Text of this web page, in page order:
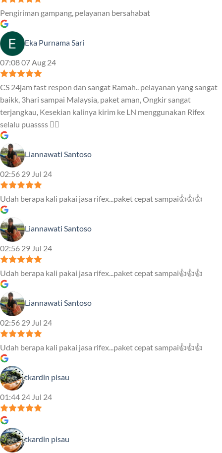
Pengiriman gampang, pelayanan bersahabat
Eka Purnama Sari
07:08 07 Aug 24
CS 24jam fast respon dan sangat Ramah.. pelayanan yang sangat
baikk, 3hari sampai Malaysia, paket aman, Ongkir sangat
terjangkau, Kesekian kalinya kirim ke LN menggunakan Rifex
selalu puassss ❤️‍🔥
Liannawati Santoso
02:56 29 Jul 24
Udah berapa kali pakai jasa rifex...paket cepat sampai👍👍👍
Liannawati Santoso
02:56 29 Jul 24
Udah berapa kali pakai jasa rifex...paket cepat sampai👍👍👍
Liannawati Santoso
02:56 29 Jul 24
Udah berapa kali pakai jasa rifex...paket cepat sampai👍👍👍
tkardin pisau
01:44 24 Jul 24
tkardin pisau